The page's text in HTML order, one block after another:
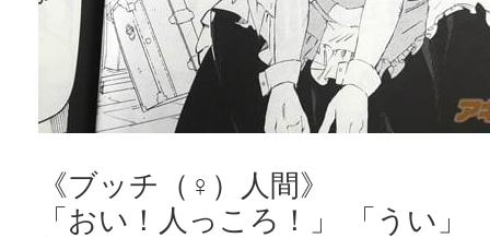
《ブッチ（♀）人間》
「おい！人っころ！」 「うい」